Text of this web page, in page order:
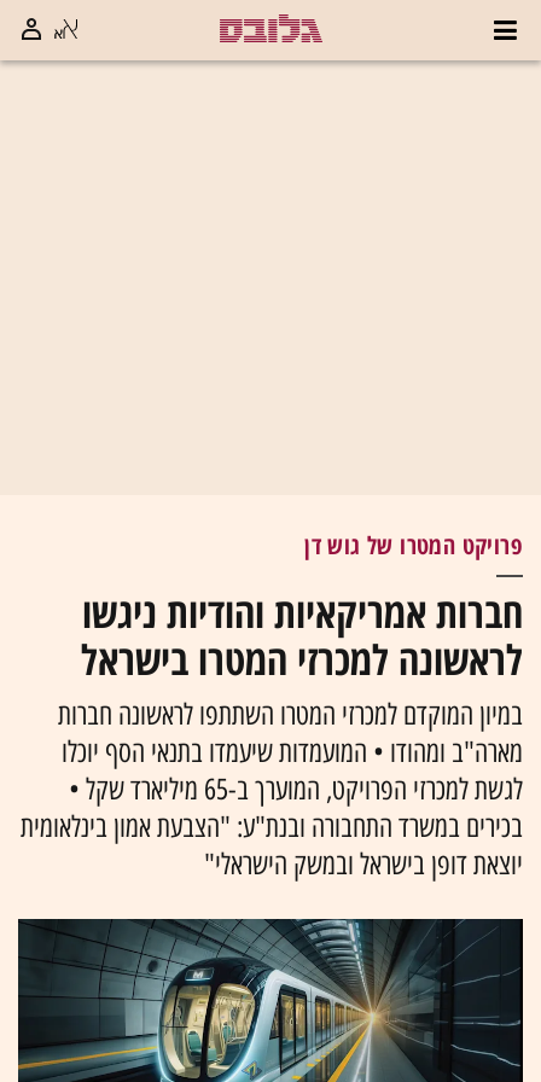
פרויקט המטרו של גוש דן
חברות אמריקאיות והודיות ניגשו
לראשונה למכרזי המטרו בישראל
במיון המוקדם למכרזי המטרו השתתפו לראשונה חברות
מארה"ב ומהודו • המועמדות שיעמדו בתנאי הסף יוכלו
לגשת למכרזי הפרויקט, המוערך ב-65 מיליארד שקל •
בכירים במשרד התחבורה ובנת"ע: "הצבעת אמון בינלאומית
יוצאת דופן בישראל ובמשק הישראלי"